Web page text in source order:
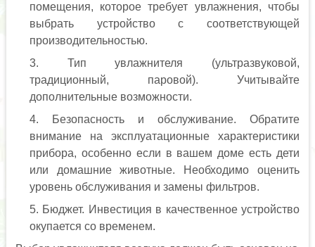
помещения, которое требует увлажнения, чтобы
выбрать устройство с соответствующей
производительностью.
Тип увлажнителя (ультразвуковой,
традиционный, паровой). Учитывайте
дополнительные возможности.
Безопасность и обслуживание. Обратите
внимание на эксплуатационные характеристики
прибора, особенно если в вашем доме есть дети
или домашние животные. Необходимо оценить
уровень обслуживания и замены фильтров.
Бюджет. Инвестиция в качественное устройство
окупается со временем.